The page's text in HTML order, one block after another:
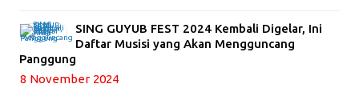
SING GUYUB FEST 2024 Kembali Digelar, Ini
Daftar Musisi yang Akan Mengguncang
Panggung
8 November 2024